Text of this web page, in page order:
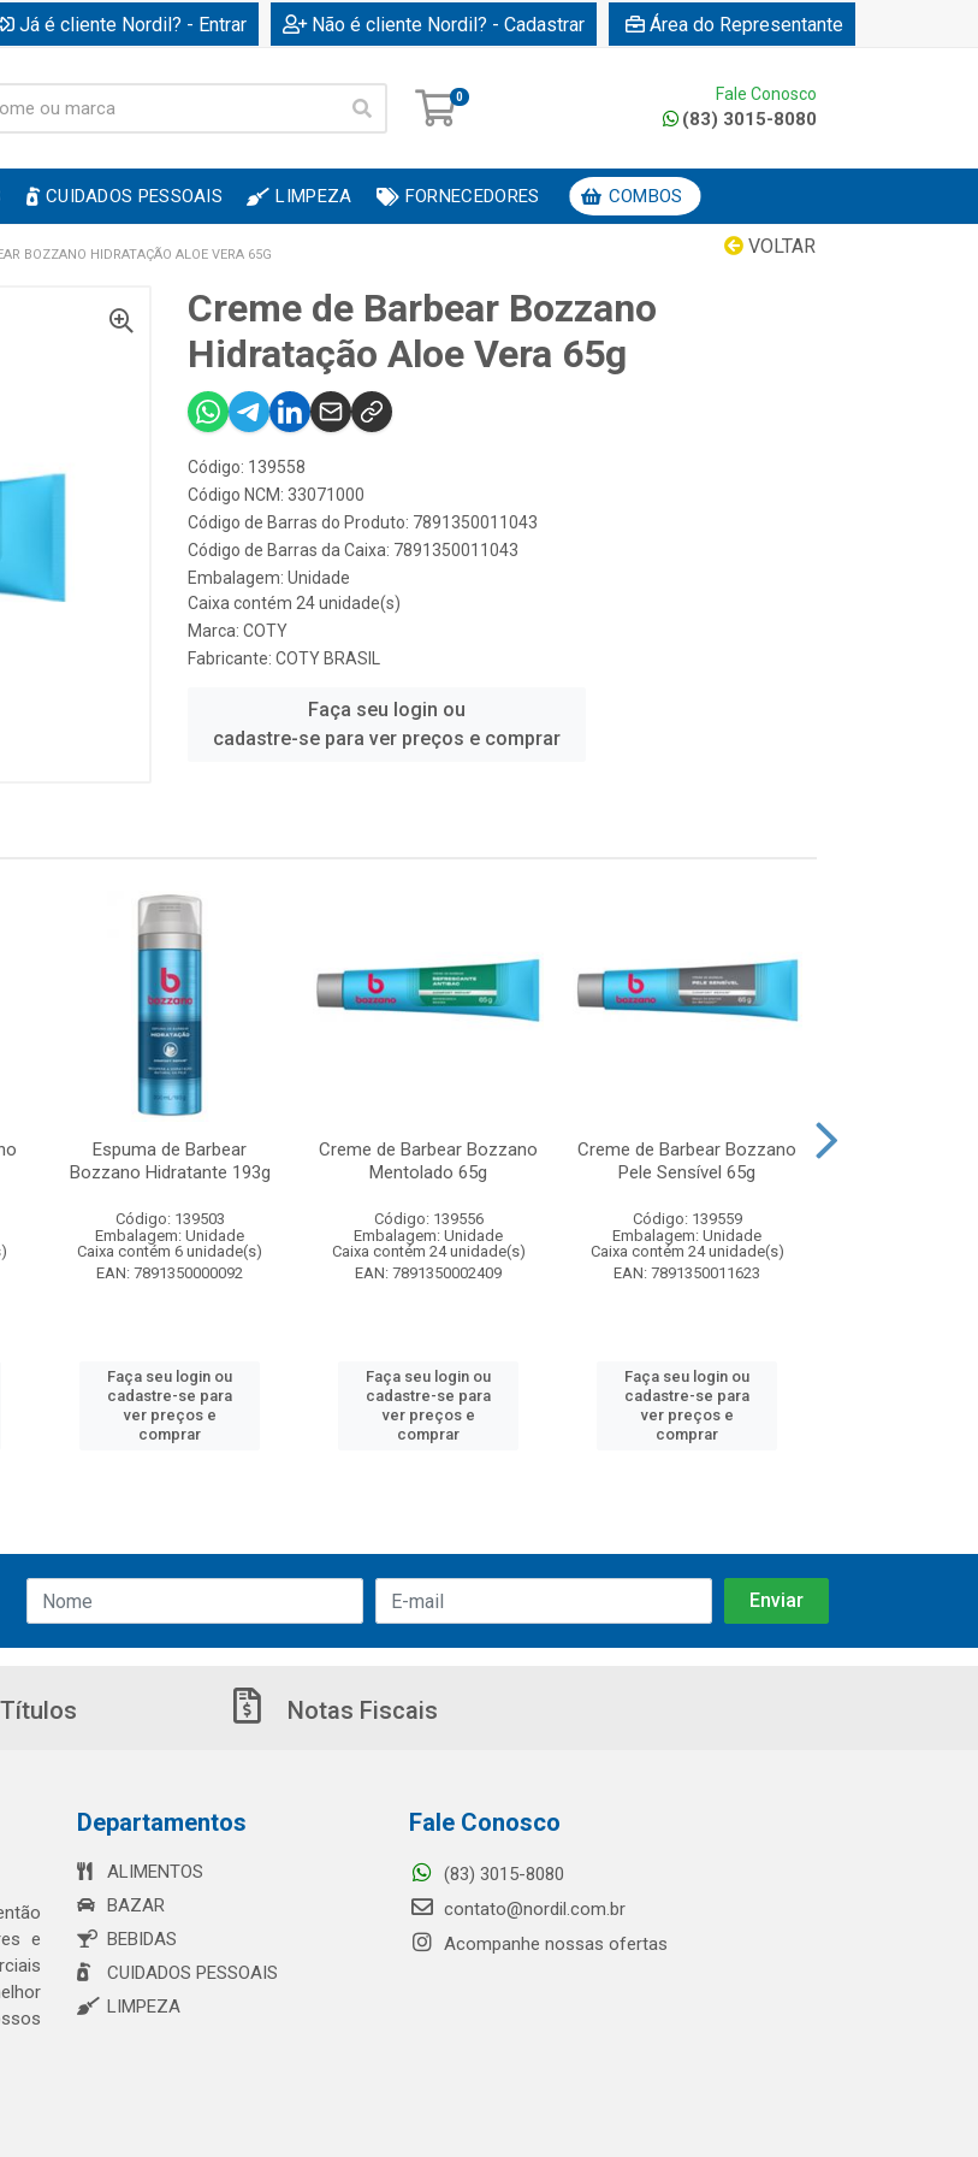
Já é cliente Nordil? - Entrar Não é cliente Nordil? - Cadastrar Área do Representante
0 Fale Conosco
(83) 3015-8080
CUIDADOS PESSOAIS LIMPEZA FORNECEDORES COMBOS
VOLTAR
BOZZANO HIDRATAÇÃO ALOE VERA 65G
Creme de Barbear Bozzano
Hidratação Aloe Vera 65g
Código: 139558
Código NCM: 33071000
Código de Barras do Produto: 7891350011043
Código de Barras da Caixa: 7891350011043
Embalagem: Unidade
Caixa contém 24 unidade(s)
Marca: COTY
Fabricante: COTY BRASIL
Faça seu login ou
cadastre-se para ver preços e comprar
Espuma de Barbear
Bozzano Hidratante 193g
Código: 139503
Embalagem: Unidade
Caixa contém 6 unidade(s)
EAN: 7891350000092
Faça seu login ou
cadastre-se para
ver preços e
comprar
Creme de Barbear Bozzano
Mentolado 65g
Código: 139556
Embalagem: Unidade
Caixa contém 24 unidade(s)
EAN: 7891350002409
Faça seu login ou
cadastre-se para
ver preços e
comprar
Creme de Barbear Bozzano
Pele Sensível 65g
Código: 139559
Embalagem: Unidade
Caixa contém 24 unidade(s)
EAN: 7891350011623
Faça seu login ou
cadastre-se para
ver preços e
comprar
Títulos Notas Fiscais
e
Departamentos
ALIMENTOS
BAZAR
BEBIDAS
CUIDADOS PESSOAIS
LIMPEZA
Fale Conosco
(83) 3015-8080
contato@nordil.com.br
Acompanhe nossas ofertas